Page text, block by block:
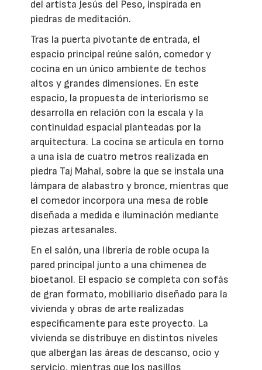
del artista Jesús del Peso, inspirada en
piedras de meditación.
Tras la puerta pivotante de entrada, el
espacio principal reúne salón, comedor y
cocina en un único ambiente de techos
altos y grandes dimensiones. En este
espacio, la propuesta de interiorismo se
desarrolla en relación con la escala y la
continuidad espacial planteadas por la
arquitectura. La cocina se articula en torno
a una isla de cuatro metros realizada en
piedra Taj Mahal, sobre la que se instala una
lámpara de alabastro y bronce, mientras que
el comedor incorpora una mesa de roble
diseñada a medida e iluminación mediante
piezas artesanales.
En el salón, una librería de roble ocupa la
pared principal junto a una chimenea de
bioetanol. El espacio se completa con sofás
de gran formato, mobiliario diseñado para la
vivienda y obras de arte realizadas
específicamente para este proyecto. La
vivienda se distribuye en distintos niveles
que albergan las áreas de descanso, ocio y
servicio, mientras que los pasillos